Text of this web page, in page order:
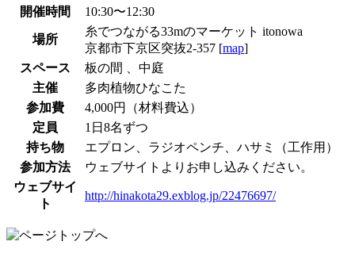
開催時間
10:30〜12:30
場所
糸でつながる33mのマーケット itonowa
京都市下京区突抜2-357 [map]
スペース
板の間 、中庭
主催
多肉植物ひなこた
参加費
4,000円（材料費込）
定員
1日8名ずつ
持ち物
エプロン、ラジオペンチ、ハサミ（工作用）
参加方法
ウェブサイトよりお申し込みください。
ウェブサイ
ト
http://hinakota29.exblog.jp/22476697/